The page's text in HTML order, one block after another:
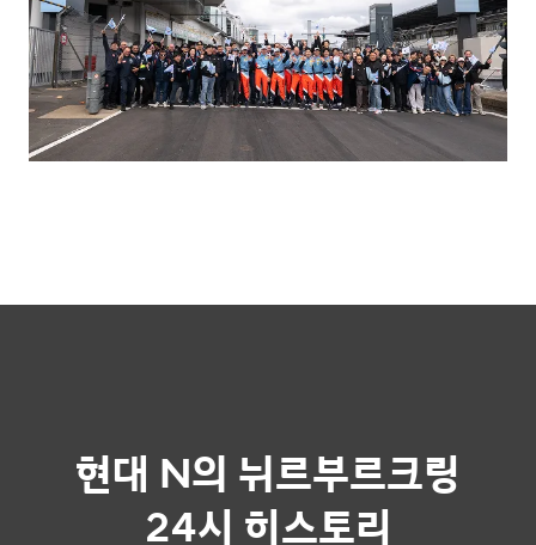
현대 N의 뉘르부르크링
24시 히스토리